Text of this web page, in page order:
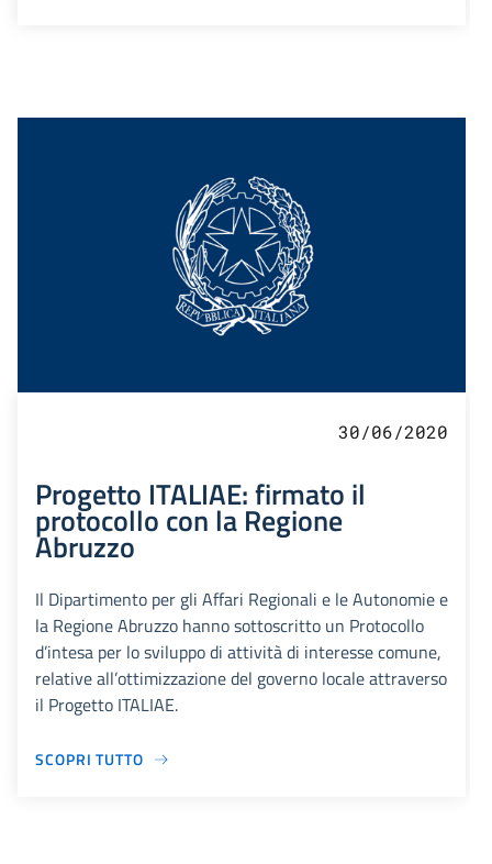
30/06/2020
Progetto ITALIAE: firmato il
protocollo con la Regione
Abruzzo
Il Dipartimento per gli Affari Regionali e le Autonomie e
la Regione Abruzzo hanno sottoscritto un Protocollo
d’intesa per lo sviluppo di attività di interesse comune,
relative all’ottimizzazione del governo locale attraverso
il Progetto ITALIAE.
SCOPRI TUTTO